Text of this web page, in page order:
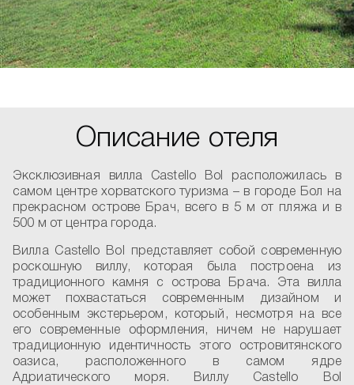
Описание отеля
Эксклюзивная вилла Castello Bol расположилась в
самом центре хорватского туризма – в городе Бол на
прекрасном острове Брач, всего в 5 м от пляжа и в
500 м от центра города.
Вилла Castello Bol представляет собой современную
роскошную виллу, которая была построена из
традиционного камня с острова Брача. Эта вилла
может похвастаться современным дизайном и
особенным экстерьером, который, несмотря на все
его современные оформления, ничем не нарушает
традиционную идентичность этого островитянского
оазиса, расположенного в самом ядре
Адриатического моря. Виллу Castello Bol